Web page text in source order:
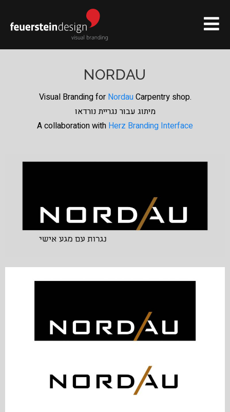
NORDAU
Visual Branding for NordauCarpentry shop.
מיתוג עבור נגריית נורדאו
A collaboration with Herz Branding Interface